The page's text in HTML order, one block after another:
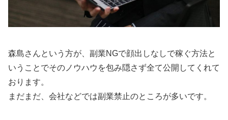
森島さんという方が、副業NGで顔出しなしで稼ぐ方法と
いうことでそのノウハウを包み隠さず全て公開してくれて
おります。
まだまだ、会社などでは副業禁止のところが多いです。